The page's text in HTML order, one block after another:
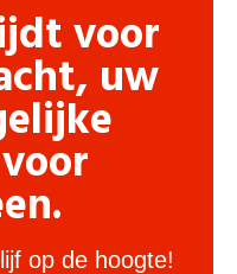
voor
uw
op de hoogte!